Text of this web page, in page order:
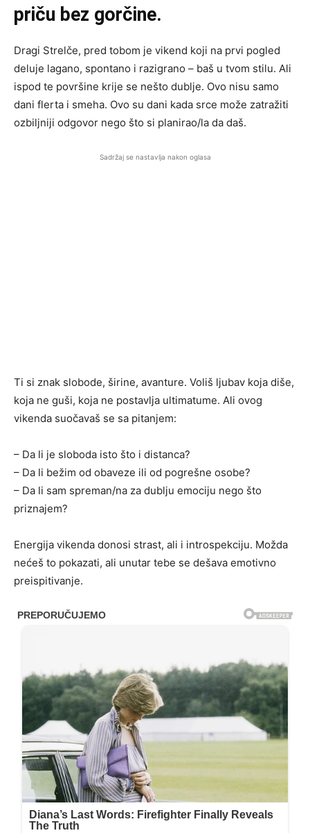
priču bez gorčine.
Dragi Strelče, pred tobom je vikend koji na prvi pogled
deluje lagano, spontano i razigrano – baš u tvom stilu. Ali
ispod te površine krije se nešto dublje. Ovo nisu samo
dani flerta i smeha. Ovo su dani kada srce može zatražiti
ozbiljniji odgovor nego što si planirao/la da daš.
Sadržaj se nastavlja nakon oglasa
Ti si znak slobode, širine, avanture. Voliš ljubav koja diše,
koja ne guši, koja ne postavlja ultimatume. Ali ovog
vikenda suočavaš se sa pitanjem:
– Da li je sloboda isto što i distanca?
– Da li bežim od obaveze ili od pogrešne osobe?
– Da li sam spreman/na za dublju emociju nego što
priznajem?
Energija vikenda donosi strast, ali i introspekciju. Možda
nećeš to pokazati, ali unutar tebe se dešava emotivno
preispitivanje.